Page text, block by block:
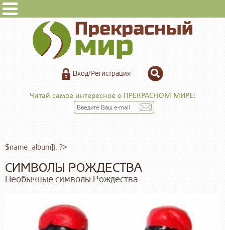
Вход/Регистрация
Читай самое интересное о ПРЕКРАСНОМ МИРЕ:
$name_album]); ?>
СИМВОЛЫ РОЖДЕСТВА
Необычные символы Рождества